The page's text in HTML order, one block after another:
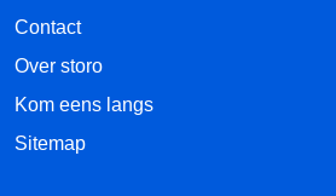
Contact
Over storo
Kom eens langs
Sitemap